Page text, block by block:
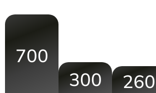
700
300 260